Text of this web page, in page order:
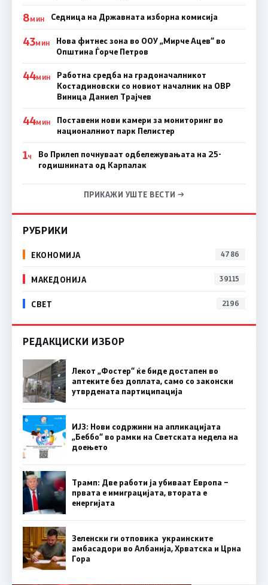
8МИН Седница на Државната изборна комисија
43МИН
Нова фитнес зона во ООУ „Мирче Ацев“ во
Општина Ѓорче Петров
44МИН
Работна средба на градоначалникот
Костадиновски со новиот началник на ОВР
Виница Даниел Трајчев
44МИН
Поставени нови камери за мониторинг во
националниот парк Пелистер
1Ч
Во Прилеп почнуваат одбележувањата на 25-
годишнината од Карпалак
ПРИКАЖИ УШТЕ ВЕСТИ →
РУБРИКИ
ЕКОНОМИЈА 4786
МАКЕДОНИЈА 39115
СВЕТ 2196
РЕДАКЦИСКИ ИЗБОР
Лекот „Фостер“ ќе биде достапен во
аптеките без доплата, само со законски
утврдената партиципација
ИЈЗ: Нови содржини на апликацијата
„Беббо“ во рамки на Светската недела на
доењето
Трамп: Две работи ја убиваат Европа –
првата е имиграцијата, втората е
енергијата
Зеленски ги отповика украинските
амбасадори во Албанија, Хрватска и Црна
Гора